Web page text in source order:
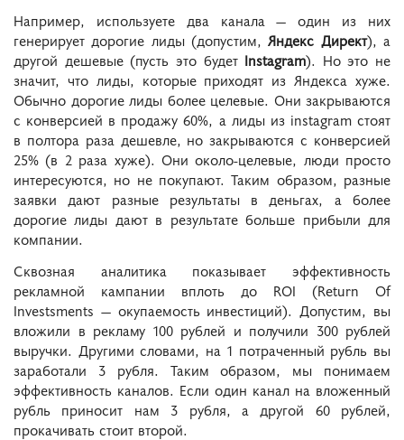
Например, используете два канала — один из них
генерирует дорогие лиды (допустим,Яндекс Директ), а
другой дешевые (пусть это будет Instagram). Но это не
значит, что лиды, которые приходят из Яндекса хуже.
Обычно дорогие лиды более целевые. Они закрываются
с конверсией в продажу 60%, а лиды из instagram стоят
в полтора раза дешевле, но закрываются с конверсией
25% (в 2 раза хуже). Они около-целевые, люди просто
интересуются, но не покупают. Таким образом, разные
заявки дают разные результаты в деньгах, а более
дорогие лиды дают в результате больше прибыли для
компании.
Сквозная аналитика показывает эффективность
рекламной кампании вплоть до ROI (Return Of
Investsments — окупаемость инвестиций). Допустим, вы
вложили в рекламу 100 рублей и получили 300 рублей
выручки. Другими словами, на 1 потраченный рубль вы
заработали 3 рубля. Таким образом, мы понимаем
эффективность каналов. Если один канал на вложенный
рубль приносит нам 3 рубля, а другой 60 рублей,
прокачивать стоит второй.